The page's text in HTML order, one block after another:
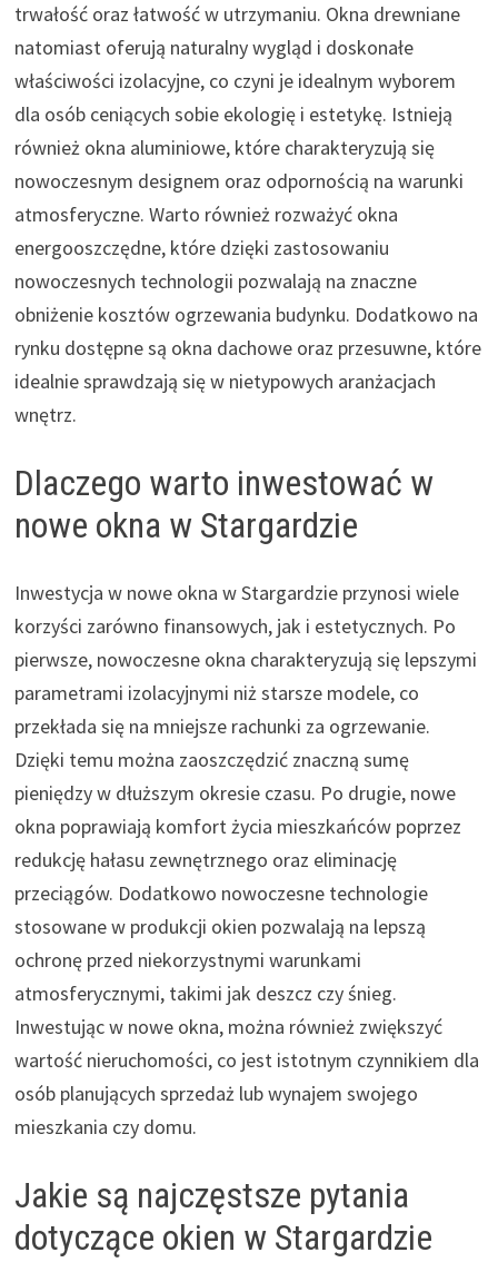
trwałość oraz łatwość w utrzymaniu. Okna drewniane
natomiast oferują naturalny wygląd i doskonałe
właściwości izolacyjne, co czyni je idealnym wyborem
dla osób ceniących sobie ekologię i estetykę. Istnieją
również okna aluminiowe, które charakteryzują się
nowoczesnym designem oraz odpornością na warunki
atmosferyczne. Warto również rozważyć okna
energooszczędne, które dzięki zastosowaniu
nowoczesnych technologii pozwalają na znaczne
obniżenie kosztów ogrzewania budynku. Dodatkowo na
rynku dostępne są okna dachowe oraz przesuwne, które
idealnie sprawdzają się w nietypowych aranżacjach
wnętrz.
Dlaczego warto inwestować w
nowe okna w Stargardzie
Inwestycja w nowe okna w Stargardzie przynosi wiele
korzyści zarówno finansowych, jak i estetycznych. Po
pierwsze, nowoczesne okna charakteryzują się lepszymi
parametrami izolacyjnymi niż starsze modele, co
przekłada się na mniejsze rachunki za ogrzewanie.
Dzięki temu można zaoszczędzić znaczną sumę
pieniędzy w dłuższym okresie czasu. Po drugie, nowe
okna poprawiają komfort życia mieszkańców poprzez
redukcję hałasu zewnętrznego oraz eliminację
przeciągów. Dodatkowo nowoczesne technologie
stosowane w produkcji okien pozwalają na lepszą
ochronę przed niekorzystnymi warunkami
atmosferycznymi, takimi jak deszcz czy śnieg.
Inwestując w nowe okna, można również zwiększyć
wartość nieruchomości, co jest istotnym czynnikiem dla
osób planujących sprzedaż lub wynajem swojego
mieszkania czy domu.
Jakie są najczęstsze pytania
dotyczące okien w Stargardzie